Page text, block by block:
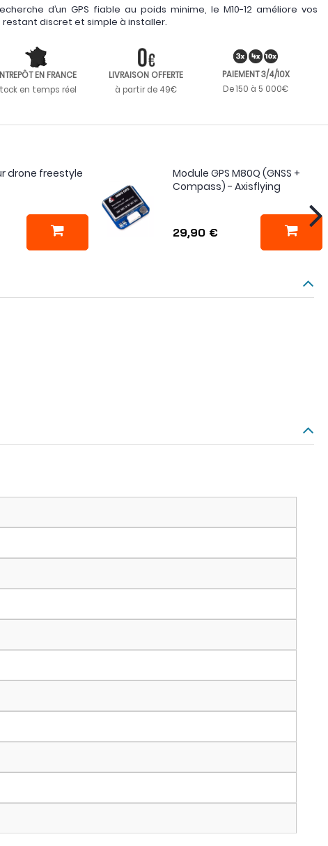
d’un GPS fiable au poids minime, le M10-12 améliore vos
discret et simple à installer.
EN FRANCE
en temps réel
LIVRAISON OFFERTE
à partir de 49€
PAIEMENT 3/4/10X
De 150 à 5 000€
drone freestyle
Module GPS M80Q (GNSS +
Compass) - Axisflying
29,90 €